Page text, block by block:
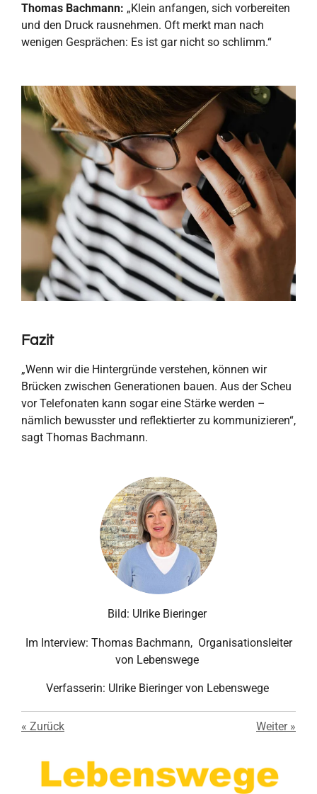
Thomas Bachmann: „Klein anfangen, sich vorbereiten
und den Druck rausnehmen. Oft merkt man nach
wenigen Gesprächen: Es ist gar nicht so schlimm.“
Fazit
„Wenn wir die Hintergründe verstehen, können wir
Brücken zwischen Generationen bauen. Aus der Scheu
vor Telefonaten kann sogar eine Stärke werden –
nämlich bewusster und reflektierter zu kommunizieren“,
sagt Thomas Bachmann.
Bild: Ulrike Bieringer
Im Interview: Thomas Bachmann, Organisationsleiter
von Lebenswege
Verfasserin: Ulrike Bieringer von Lebenswege
« Zurück Weiter»